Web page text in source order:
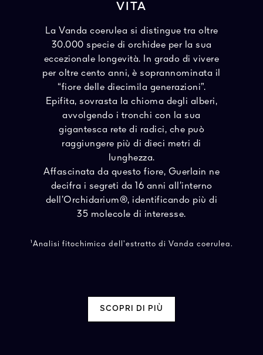
VITA
La Vanda coerulea si distingue tra oltre
30.000 specie di orchidee per la sua
eccezionale longevità. In grado di vivere
per oltre cento anni, è soprannominata il
“fiore delle diecimila generazioni”.
Epifita, sovrasta la chioma degli alberi,
avvolgendo i tronchi con la sua
gigantesca rete di radici, che può
raggiungere più di dieci metri di
lunghezza.
Affascinata da questo fiore, Guerlain ne
decifra i segreti da 16 anni all’interno
dell’Orchidarium®, identificando più di
35 molecole di interesse.
¹Analisi fitochimica dell’estratto di Vanda coerulea.
SCOPRI DI PIÙ